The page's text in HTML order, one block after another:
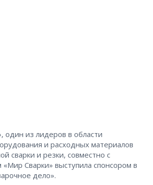
один из лидеров в области
и расходных материалов
сварки и резки, совместно с
Сварки» выступила спонсором в
дело».